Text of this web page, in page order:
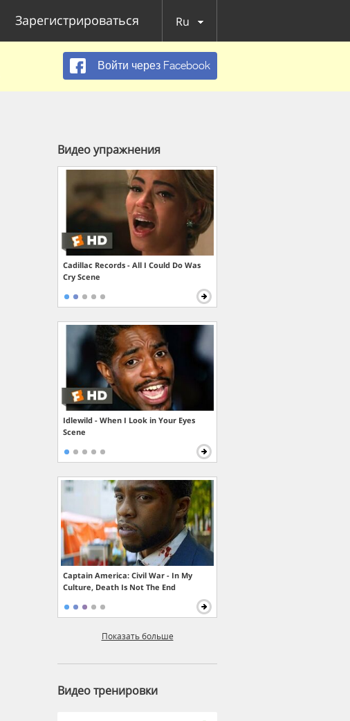
Зарегистрироваться Ru
Войти через Facebook
Видео упражнения
Cadillac Records - All I Could Do Was
Cry Scene
Idlewild - When I Look in Your Eyes
Scene
Captain America: Civil War - In My
Culture, Death Is Not The End
Показать больше
Видео тренировки